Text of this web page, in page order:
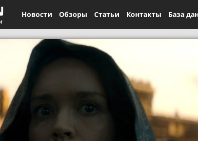
Новости Обзоры Статьи Контакты База